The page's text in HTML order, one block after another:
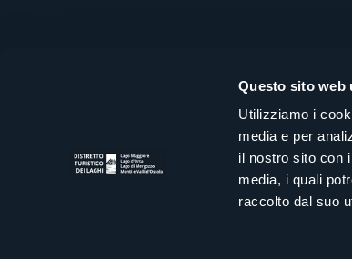
Questo sito web
Utilizziamo i
media e per
il nostro sito con
media, i quali
raccolto dal suo
Distretto Turistico dei Laghi Scrl
Sede legale e operativa: Corso Italia 26 - 28838
infoturismo@distrettolaghi.ite